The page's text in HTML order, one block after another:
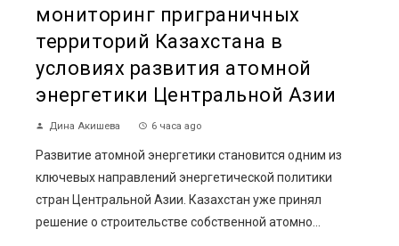
мониторинг приграничных
территорий Казахстана в
условиях развития атомной
энергетики Центральной Азии
Дина Акишева 6 часа ago
Развитие атомной энергетики становится одним из
ключевых направлений энергетической политики
стран Центральной Азии. Казахстан уже принял
решение о строительстве собственной атомно...